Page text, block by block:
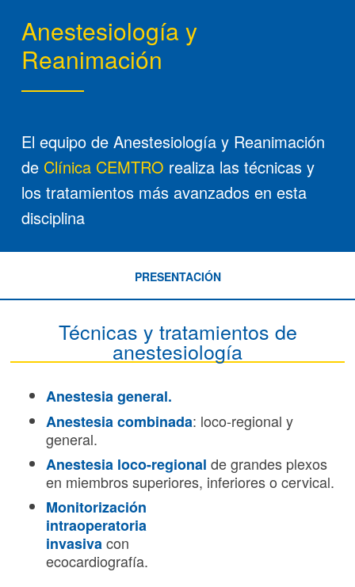
Anestesiología y
Reanimación
El equipo de Anestesiología y Reanimación
de Clínica CEMTRO realiza las técnicas y
los tratamientos más avanzados en esta
disciplina
PRESENTACIÓN
Técnicas y tratamientos de
anestesiología
Anestesia general.
Anestesia combinada: loco-regional y
general.
Anestesia loco-regional de grandes plexos
en miembros superiores, inferiores o cervical.
Monitorización
intraoperatoria
invasivacon
ecocardiografía.